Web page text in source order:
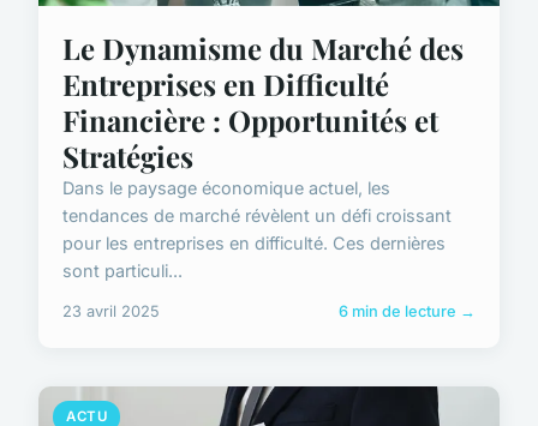
Le Dynamisme du Marché des
Entreprises en Difficulté
Financière : Opportunités et
Stratégies
Dans le paysage économique actuel, les
tendances de marché révèlent un défi croissant
pour les entreprises en difficulté. Ces dernières
sont particuli...
23 avril 2025 6 min de lecture →
ACTU